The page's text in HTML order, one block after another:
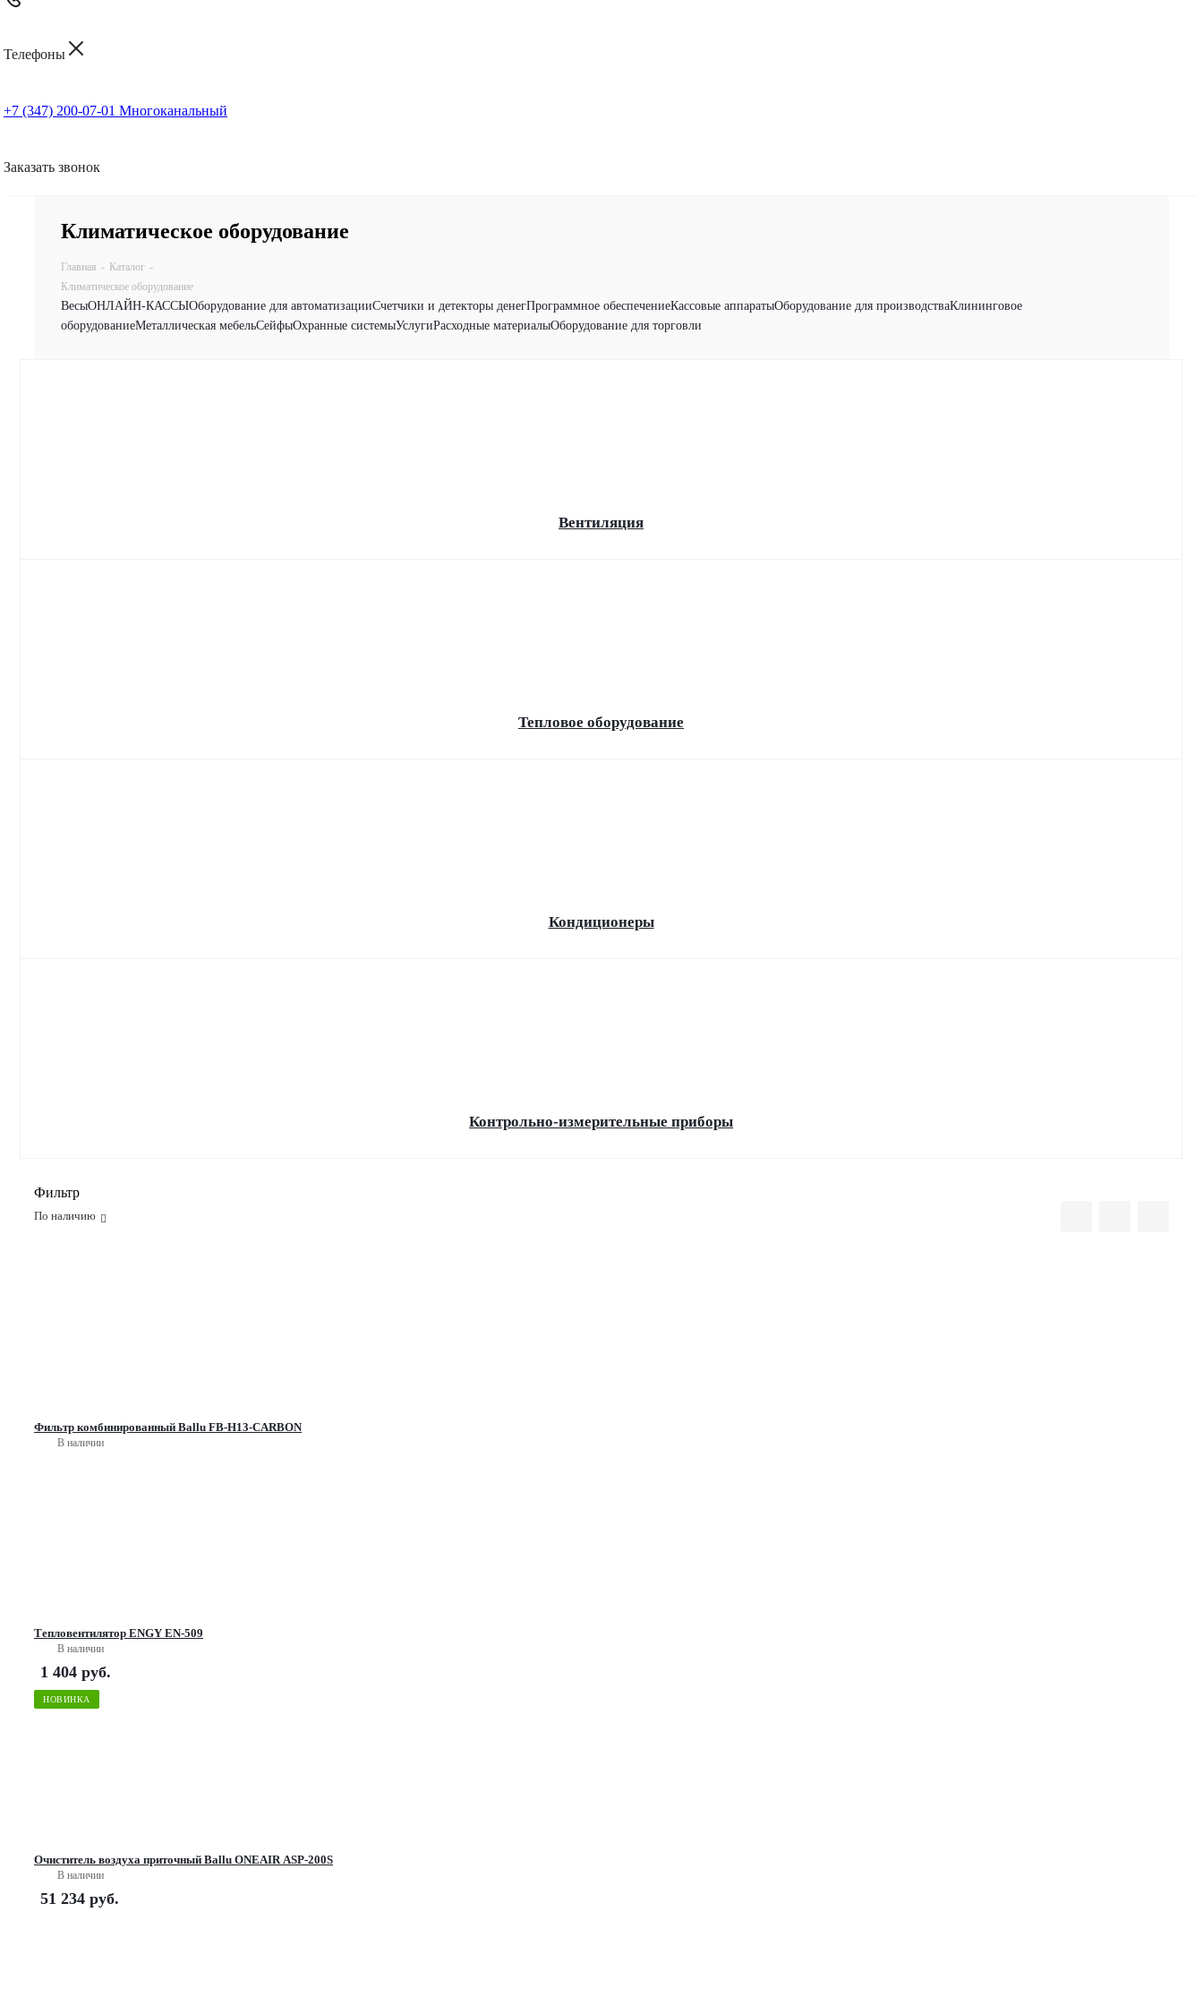
Телефоны
+7 (347) 200-07-01 Многоканальный
Заказать звонок
Климатическое оборудование
Главная - Каталог -
Климатическое оборудование
ВесыОНЛАЙН-КАССЫОборудование для автоматизацииСчетчики и детекторы денегПрограммное обеспечениеКассовые аппаратыОборудование для производстваКлининговое
оборудованиеМеталлическая мебельСейфыОхранные системыУслугиРасходные материалыОборудование для торговли
Вентиляция
Тепловое оборудование
Кондиционеры
Контрольно-измерительные приборы
Фильтр
По наличию
Фильтр комбинированный Ballu FB-H13-CARBON
В наличии
Тепловентилятор ENGY EN-509
В наличии
1 404 руб.
НОВИНКА
Очиститель воздуха приточный Ballu ONEAIR ASP-200S
В наличии
51 234 руб.